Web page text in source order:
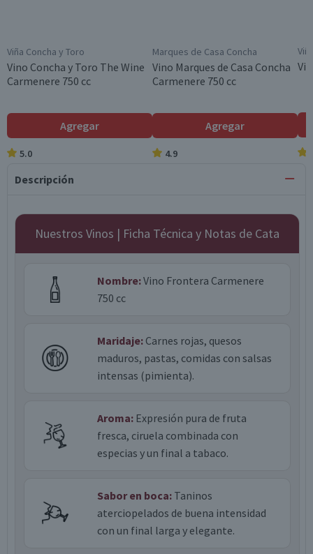
Viña Concha y Toro
Vino Concha y Toro The Wine
Carmenere 750 cc
Agregar
5.0
Marques de Casa Concha
Vino Marques de Casa Concha
Carmenere 750 cc
Agregar
4.9
Descripción
Nuestros Vinos | Ficha Técnica y Notas de Cata
Nombre:Vino Frontera Carmenere
750 cc
Maridaje: Carnes rojas, quesos
maduros, pastas, comidas con salsas
intensas (pimienta).
Aroma: Expresión pura de fruta
fresca, ciruela combinada con
especias y un final a tabaco.
Sabor en boca: Taninos
aterciopelados de buena intensidad
con un final larga y elegante.